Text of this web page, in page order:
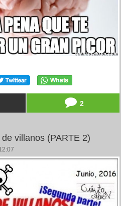
2
villanos (PARTE 2)